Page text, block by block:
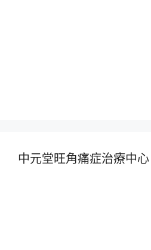
中元堂旺角痛症治療中心